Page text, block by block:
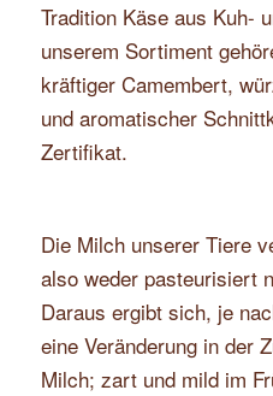
Tradition Käse aus Kuh-
unserem Sortiment
kräftiger Camembert,
und aromatischer
Zertifikat.
Die Milch unserer Tiere
also weder pasteurisiert
Daraus ergibt sich, je
eine Veränderung in der
Milch; zart und mild im